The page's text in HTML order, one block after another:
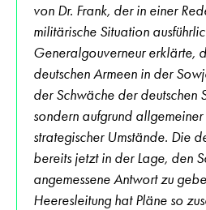
von Dr. Frank, der in einer
militärische Situation
Generalgouverneur erklärte,
deutschen Armeen in der
der Schwäche der deutschen
sondern aufgrund
strategischer Umstände. Die
bereits jetzt in der Lage, den
angemessene Antwort zu
Heeresleitung hat Pläne so